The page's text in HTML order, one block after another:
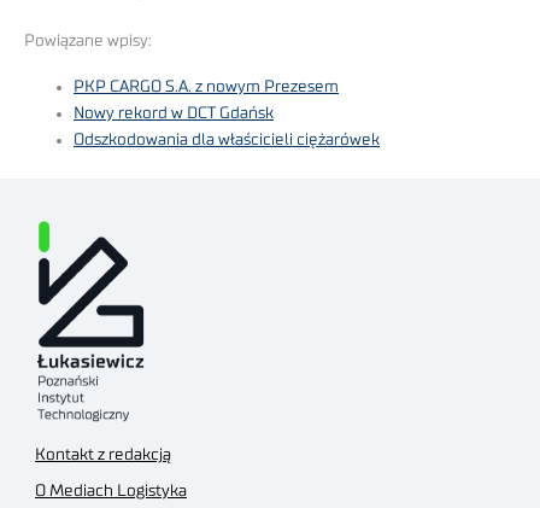
Powiązane wpisy:
PKP CARGO S.A. z nowym Prezesem
Nowy rekord w DCT Gdańsk
Odszkodowania dla właścicieli ciężarówek
Kontakt z redakcją
O Mediach Logistyka